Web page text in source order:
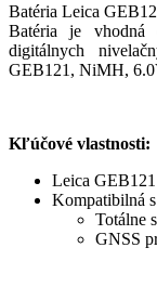
Batéria Leica
Batéria je vhodná
digitálnych
GEB121, NiMH,
Kľúčové vlastnosti:
Leica
Kompatibilná
Totálne
GNSS